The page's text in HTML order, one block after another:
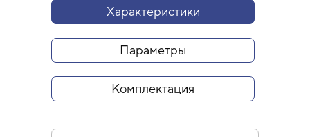
Характеристики
Параметры
Комплектация